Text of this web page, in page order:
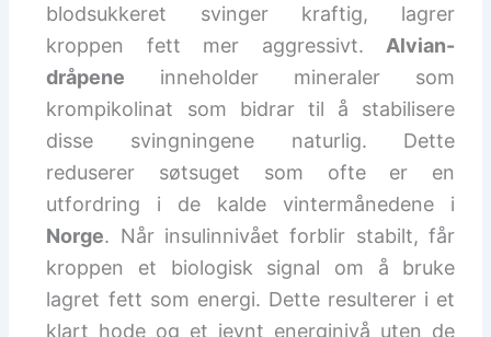
blodsukkeret svinger kraftig, lagrer
kroppen fett mer aggressivt. Alvian-
dråpene inneholder mineraler som
krompikolinat som bidrar til å stabilisere
disse svingningene naturlig. Dette
reduserer søtsuget som ofte er en
utfordring i de kalde vintermånedene i
Norge. Når insulinnivået forblir stabilt, får
kroppen et biologisk signal om å bruke
lagret fett som energi. Dette resulterer i et
klart hode og et jevnt energinivå uten de